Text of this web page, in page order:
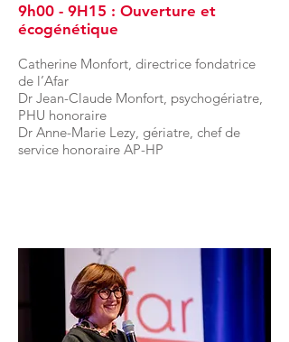
9h00 - 9H15 : Ouverture et
écogénétique
Catherine Monfort, directrice fondatrice
de l’Afar
Dr Jean-Claude Monfort, psychogériatre,
PHU honoraire
Dr Anne-Marie Lezy, gériatre, chef de
service honoraire AP-HP